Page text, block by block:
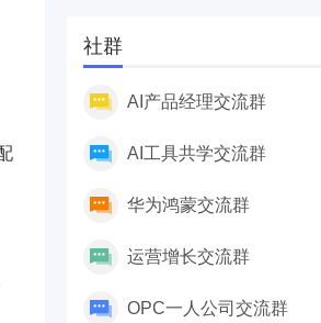
社群
AI产品经理交流群
AI工具共学交流群
华为鸿蒙交流群
运营增长交流群
OPC一人公司交流群